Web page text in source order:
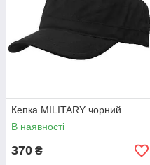
Кепка MILITARY чорний
В наявності
370 ₴